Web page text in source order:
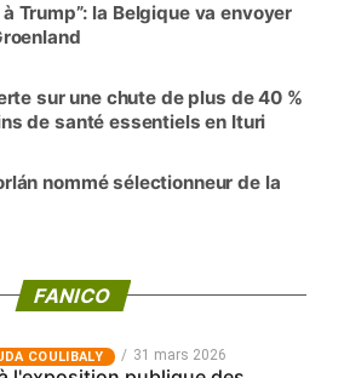
Trump”: la Belgique va envoyer
sur une chute de plus de 40 %
de santé essentiels en Ituri
nommé sélectionneur de la
FANICO
COULIBALY 31 mars 2026